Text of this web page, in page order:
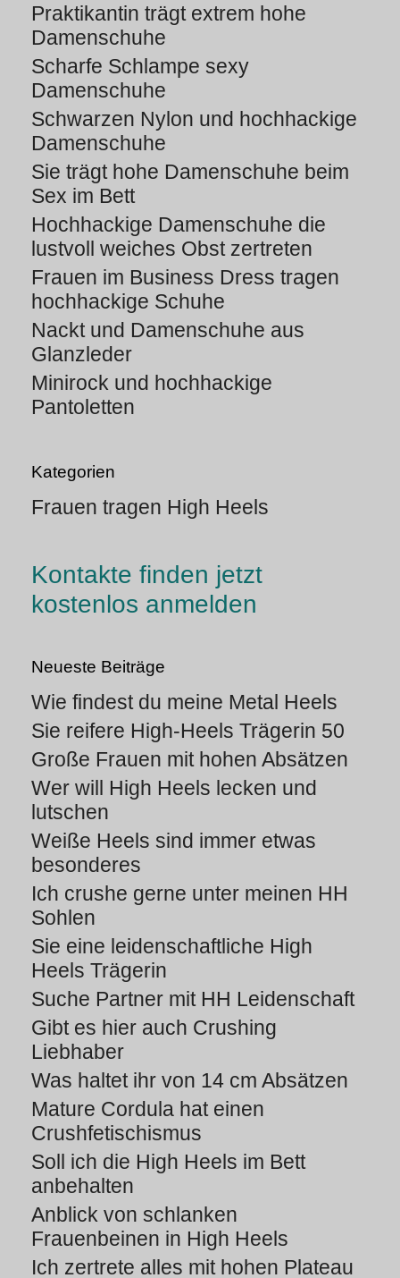
Praktikantin trägt extrem hohe
Damenschuhe
Scharfe Schlampe sexy
Damenschuhe
Schwarzen Nylon und hochhackige
Damenschuhe
Sie trägt hohe Damenschuhe beim
Sex im Bett
Hochhackige Damenschuhe die
lustvoll weiches Obst zertreten
Frauen im Business Dress tragen
hochhackige Schuhe
Nackt und Damenschuhe aus
Glanzleder
Minirock und hochhackige
Pantoletten
Kategorien
Frauen tragen High Heels
Kontakte finden jetzt
kostenlos anmelden
Neueste Beiträge
Wie findest du meine Metal Heels
Sie reifere High-Heels Trägerin 50
Große Frauen mit hohen Absätzen
Wer will High Heels lecken und
lutschen
Weiße Heels sind immer etwas
besonderes
Ich crushe gerne unter meinen HH
Sohlen
Sie eine leidenschaftliche High
Heels Trägerin
Suche Partner mit HH Leidenschaft
Gibt es hier auch Crushing
Liebhaber
Was haltet ihr von 14 cm Absätzen
Mature Cordula hat einen
Crushfetischismus
Soll ich die High Heels im Bett
anbehalten
Anblick von schlanken
Frauenbeinen in High Heels
Ich zertrete alles mit hohen Plateau